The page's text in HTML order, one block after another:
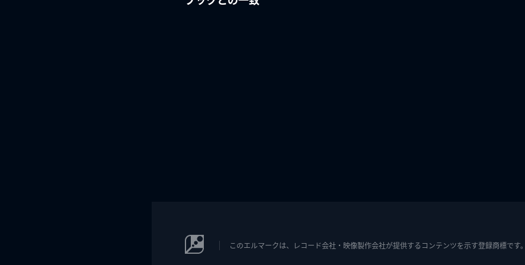
このエルマークは、レコード会社・映像製作会社が提供するコンテンツを示す登録商標です